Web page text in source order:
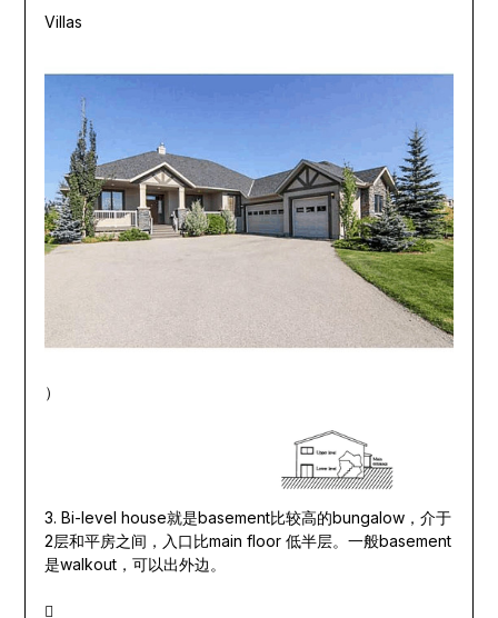
Villas
）
3. Bi-level house就是basement比较高的bungalow，介于
2层和平房之间，入口比main floor 低半层。一般basement
是walkout，可以出外边。
